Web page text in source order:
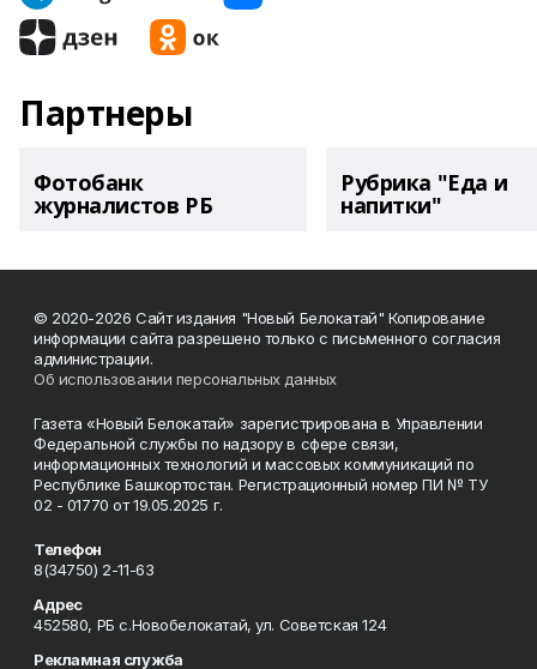
Партнеры
Фотобанк
журналистов РБ
Рубрика "Еда и
напитки"
© 2020-2026 Сайт издания "Новый Белокатай" Копирование
информации сайта разрешено только с письменного согласия
администрации.
Об использовании персональных данных
Газета «Новый Белокатай» зарегистрирована в Управлении
Федеральной службы по надзору в сфере связи,
информационных технологий и массовых коммуникаций по
Республике Башкортостан. Регистрационный номер ПИ № ТУ
02 - 01770 от 19.05.2025 г.
Телефон
8(34750) 2-11-63
Адрес
452580, РБ с.Новобелокатай, ул. Советская 124
Рекламная служба